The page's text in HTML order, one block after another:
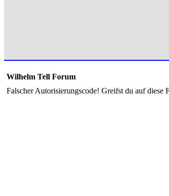
Wilhelm Tell Forum
Falscher Autorisierungscode! Greifst du auf diese